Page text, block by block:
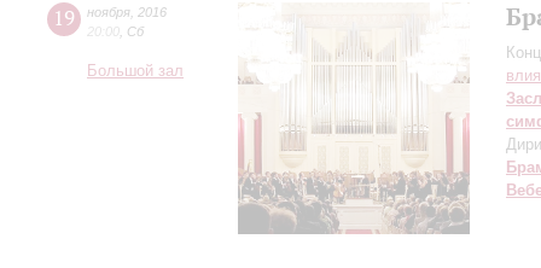
19 ноября 2016
20:00 Сб
Большой зал